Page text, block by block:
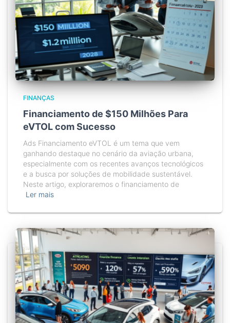
FINANÇAS
Financiamento de $150 Milhões Para
eVTOL com Sucesso
Ads Financiamento eVTOL é um tema que vem
ganhando destaque no cenário da aviação urbana,
especialmente com os recentes avanços tecnológicos
e a busca por soluções de mobilidade sustentável.
Neste artigo, exploraremos o financiamento de
Ler mais